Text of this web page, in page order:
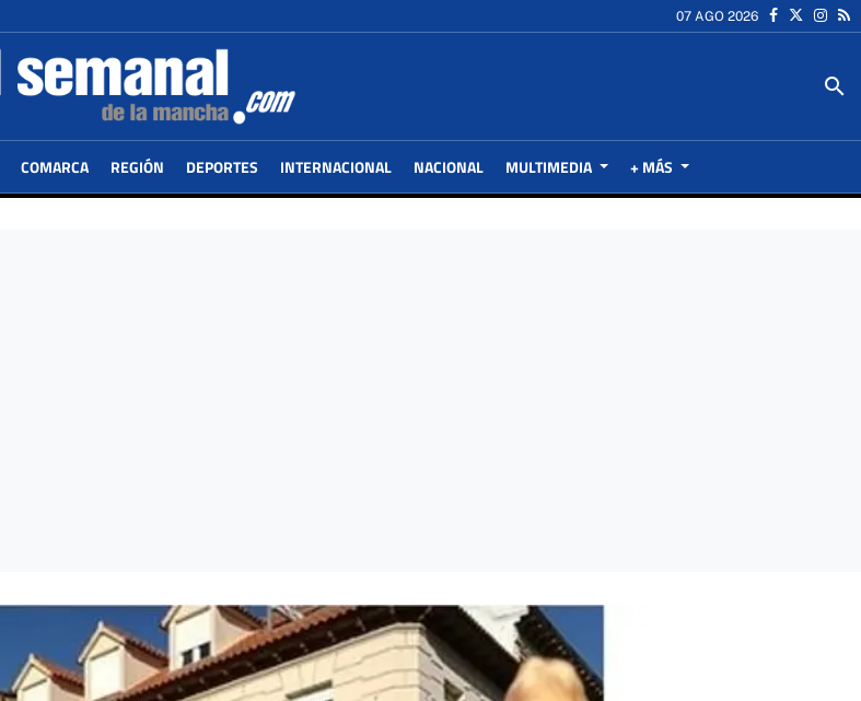
07 AGO 2026
search
COMARCA REGIÓN DEPORTES INTERNACIONAL NACIONAL MULTIMEDIA + MÁS